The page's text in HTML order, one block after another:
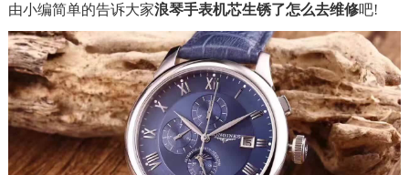
由小编简单的告诉大家浪琴手表机芯生锈了怎么去维修吧!